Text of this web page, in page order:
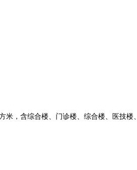
米，含综合楼、门诊楼、综合楼、医技